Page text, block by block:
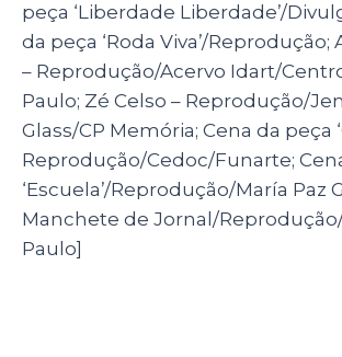
peça ‘Liberdade Liberdade’/
da peça ‘Roda Viva’/Reprodução;
– Reprodução/Acervo Idart/
Paulo; Zé Celso – Reprodução/
Glass/CP Memória; Cena da peça
Reprodução/Cedoc/Funarte;
‘Escuela’/Reprodução/María Paz
Manchete de Jornal/
Paulo]